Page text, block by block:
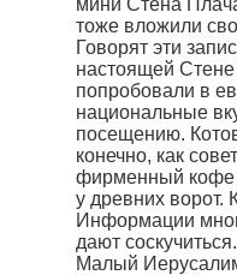
тоже вложили
Говорят эти
настоящей
попробовали в
национальные
посещению.
конечно, как
фирменный кофе
у древних ворот.
Информации
дают
Малый